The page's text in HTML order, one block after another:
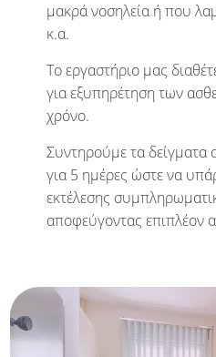
μακρά νοσηλεία ή που
κ.α.
Το εργαστήριο μας
για εξυπηρέτηση των
χρόνο.
Συντηρούμε τα δείγματα
για 5 ημέρες ώστε να
εκτέλεσης
αποφεύγοντας επιπλέον